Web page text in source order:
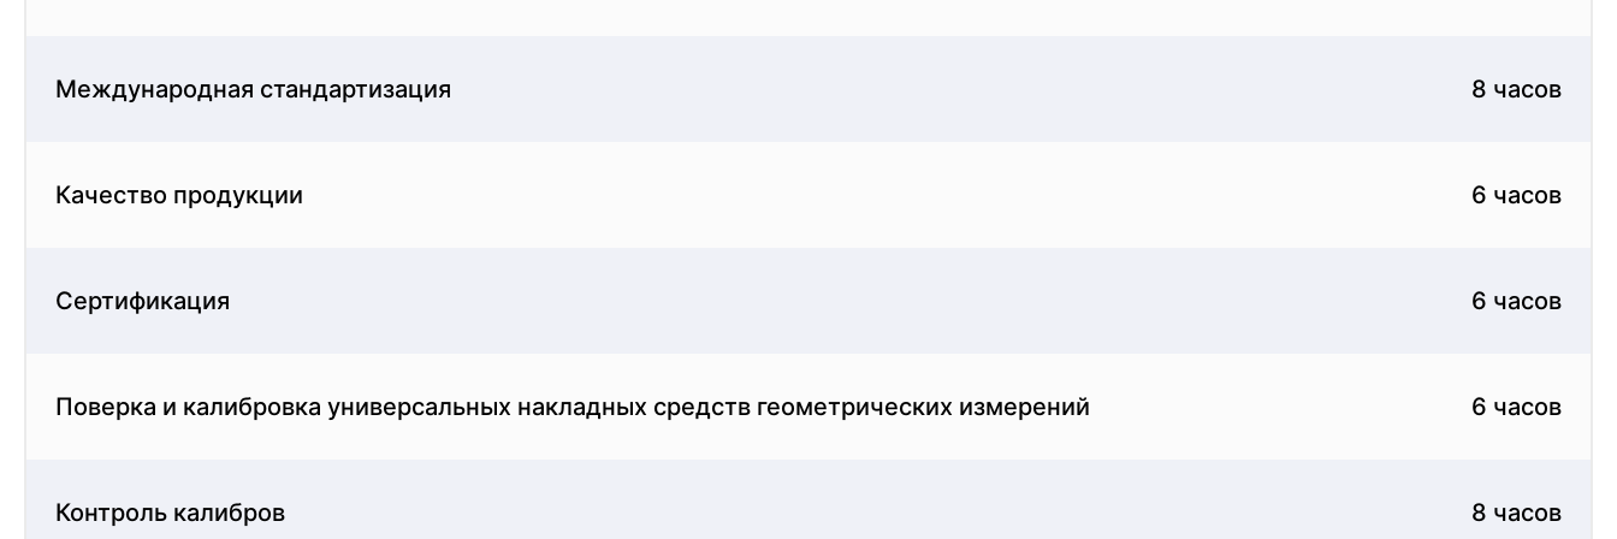
Международная стандартизация 8 часов
Качество продукции 6 часов
Сертификация 6 часов
Поверка и калибровка универсальных накладных средств геометрических измерений 6 часов
Контроль калибров 8 часов